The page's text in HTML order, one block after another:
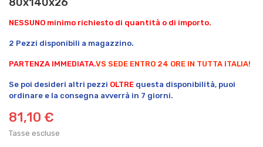
NESSUNO minimo richiesto di quantità o di importo.
2 Pezzi disponibili a magazzino.
PARTENZA IMMEDIATA.VS SEDE ENTRO 24 ORE IN TUTTA ITALIA!
Se poi desideri altri pezzi OLTRE questa disponibilità, puoi
ordinare e la consegna avverrà in 7 giorni.
81,10 €
Tasse escluse